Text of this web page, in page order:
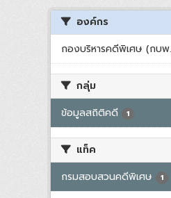
องค์กร
กองบริหารคดีพิเศษ (กบพ
กลุ่ม
ข้อมูลสถิติคดี
1
แท็ค
กรมสอบสวนคดีพิเศษ
1